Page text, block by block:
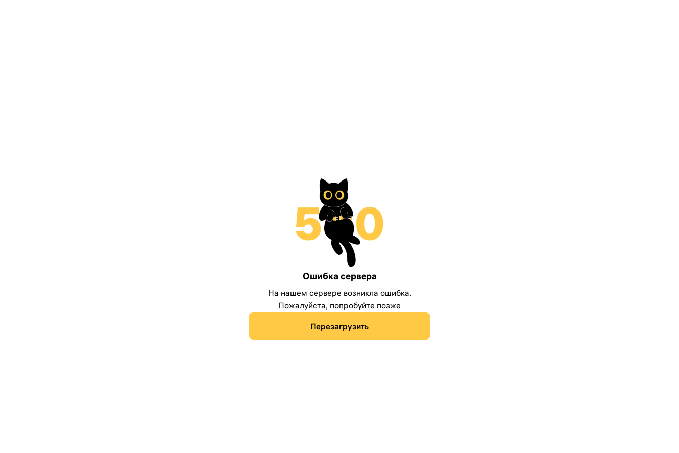
Ошибка сервера
На нашем сервере возникла ошибка.
Пожалуйста, попробуйте позже
Перезагрузить